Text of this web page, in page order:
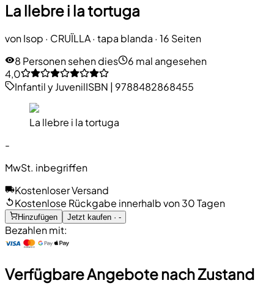
La llebre i la tortuga
vonIsop · CRUÏLLA· tapa blanda · 16 Seiten
8 Personen sehen dies
6 mal angesehen
4,0
Infantil y JuvenilISBN | 9788482868455
La llebre i la tortuga
-
MwSt. inbegriffen
Kostenloser Versand
Kostenlose Rückgabe innerhalb von 30 Tagen
Hinzufügen Jetzt kaufen · -
Bezahlen mit:
Verfügbare Angebote nach Zustand